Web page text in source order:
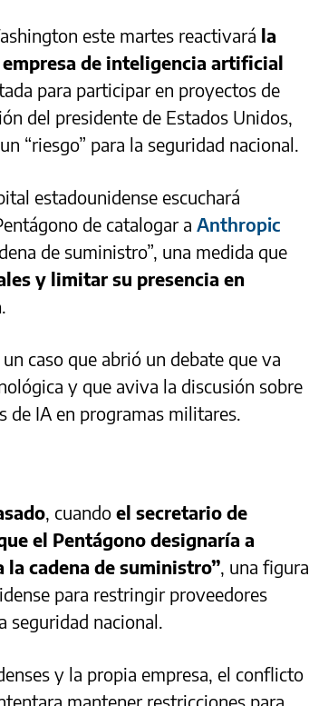
este martes reactivará la
de inteligencia artificial
para participar en proyectos de
del presidente de Estados Unidos,
“riesgo” para la seguridad nacional.
estadounidense escuchará
de catalogar a Anthropic
de suministro”, una medida que
y limitar su presencia en
.
caso que abrió un debate que va
y que aviva la discusión sobre
de IA en programas militares.
, cuando el secretario de
el Pentágono designaría a
cadena de suministro”, una figura
para restringir proveedores
seguridad nacional.
y la propia empresa, el conflicto
mantener restricciones para